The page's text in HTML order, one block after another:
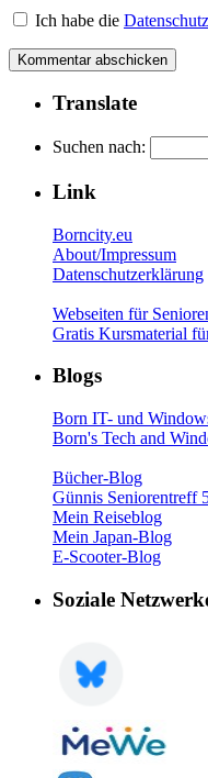
Ich habe die
Translate
Suchen nach:
Link
Borncity.eu
About/Impressum
Datenschutzerklärung
Webseiten für
Gratis Kursmaterial
Blogs
Born IT- und
Born's Tech and
Bücher-Blog
Günnis Seniorentreff
Mein Reiseblog
Mein Japan-Blog
E-Scooter-Blog
Soziale